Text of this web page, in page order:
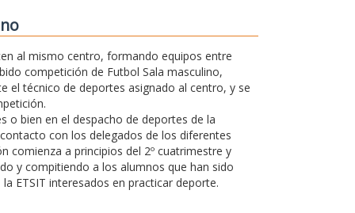
al mismo centro, formando equipos entre
competición de Futbol Sala masculino,
el técnico de deportes asignado al centro, y se
o bien en el despacho de deportes de la
con los delegados de los diferentes
comienza a principios del 2º cuatrimestre y
y compitiendo a los alumnos que han sido
ETSIT interesados en practicar deporte.